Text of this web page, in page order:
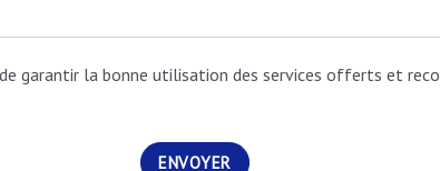
garantir la bonne utilisation des services offerts et
ENVOYER